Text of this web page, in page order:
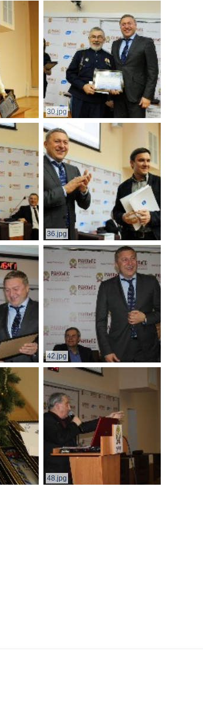
30.jpg
36.jpg
42.jpg
48.jpg